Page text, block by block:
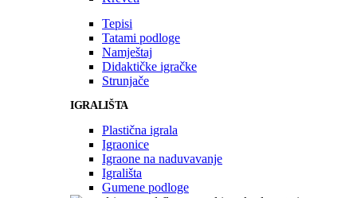
Tepisi
Tatami podloge
Namještaj
Didaktičke igračke
Strunjače
IGRALIŠTA
Plastična igrala
Igraonice
Igraone na naduvavanje
Igrališta
Gumene podloge